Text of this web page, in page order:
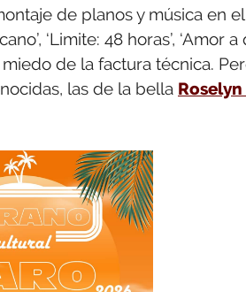
de planos y música en
‘Limite: 48 horas’, ‘Amor a
de la factura técnica.
las de la bella